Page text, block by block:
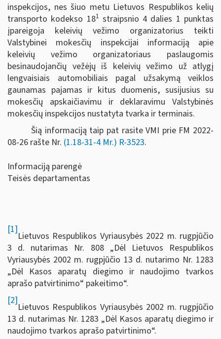
inspekcijos, nes šiuo metu Lietuvos Respublikos kelių
transporto kodekso 181 straipsnio 4 dalies 1 punktas
įpareigoja keleivių vežimo organizatorius teikti
Valstybinei mokesčių inspekcijai informaciją apie
keleivių vežimo organizatoriaus paslaugomis
besinaudojančių vežėjų iš keleivių vežimo už atlygį
lengvaisiais automobiliais pagal užsakymą veiklos
gaunamas pajamas ir kitus duomenis, susijusius su
mokesčių apskaičiavimu ir deklaravimu Valstybinės
mokesčių inspekcijos nustatyta tvarka ir terminais.
Šią informaciją taip pat rasite VMI prie FM 2022-
08-26 rašte Nr. (1.18-31-4 Mr.) R-3523.
Informaciją parengė
Teisės departamentas
[1]
Lietuvos Respublikos Vyriausybės 2022 m. rugpjūčio
3 d. nutarimas Nr. 808 „Dėl Lietuvos Respublikos
Vyriausybės 2002 m. rugpjūčio 13 d. nutarimo Nr. 1283
„Dėl Kasos aparatų diegimo ir naudojimo tvarkos
aprašo patvirtinimo“ pakeitimo“.
[2]
Lietuvos Respublikos Vyriausybės 2002 m. rugpjūčio
13 d. nutarimas Nr. 1283 „Dėl Kasos aparatų diegimo ir
naudojimo tvarkos aprašo patvirtinimo“.